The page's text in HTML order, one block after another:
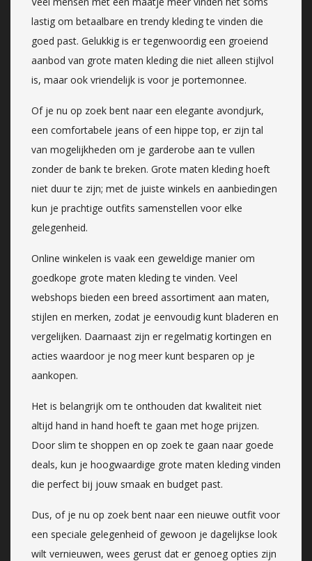
lastig om betaalbare en trendy kleding te vinden die
goed past. Gelukkig is er tegenwoordig een groeiend
aanbod van grote maten kleding die niet alleen stijlvol
is, maar ook vriendelijk is voor je portemonnee.
Of je nu op zoek bent naar een elegante avondjurk,
een comfortabele jeans of een hippe top, er zijn tal
van mogelijkheden om je garderobe aan te vullen
zonder de bank te breken. Grote maten kleding hoeft
niet duur te zijn; met de juiste winkels en aanbiedingen
kun je prachtige outfits samenstellen voor elke
gelegenheid.
Online winkelen is vaak een geweldige manier om
goedkope grote maten kleding te vinden. Veel
webshops bieden een breed assortiment aan maten,
stijlen en merken, zodat je eenvoudig kunt bladeren en
vergelijken. Daarnaast zijn er regelmatig kortingen en
acties waardoor je nog meer kunt besparen op je
aankopen.
Het is belangrijk om te onthouden dat kwaliteit niet
altijd hand in hand hoeft te gaan met hoge prijzen.
Door slim te shoppen en op zoek te gaan naar goede
deals, kun je hoogwaardige grote maten kleding vinden
die perfect bij jouw smaak en budget past.
Dus, of je nu op zoek bent naar een nieuwe outfit voor
een speciale gelegenheid of gewoon je dagelijkse look
wilt vernieuwen, wees gerust dat er genoeg opties zijn